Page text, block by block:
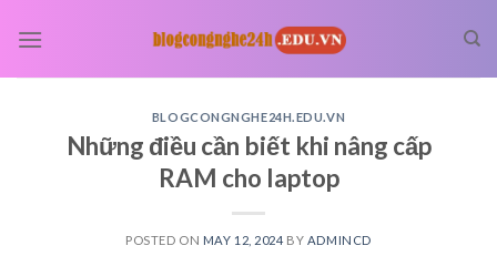
BLOGCONGNGHE24H.EDU.VN
Những điều cần biết khi nâng cấp
RAM cho laptop
POSTED ON MAY 12, 2024 BY ADMINCD